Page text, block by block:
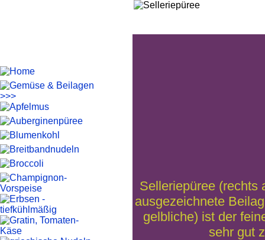
Selleriepüree (rechts
ausgezeichnete
gelbliche) ist der
sehr gut